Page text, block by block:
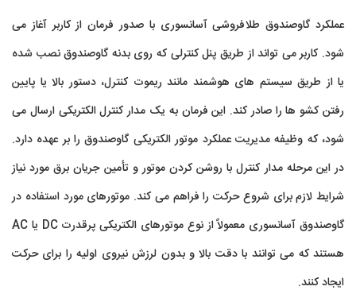
عملکرد گاوصندوق طلافروشی آسانسوری با صدور فرمان از کاربر آغاز می
شود. کاربر می تواند از طریق پنل کنترلی که روی بدنه گاوصندوق نصب شده
یا از طریق سیستم های هوشمند مانند ریموت کنترل، دستور بالا یا پایین
رفتن کشو ها را صادر کند. این فرمان به یک مدار کنترل الکتریکی ارسال می
شود، که وظیفه مدیریت عملکرد موتور الکتریکی گاوصندوق را بر عهده دارد.
در این مرحله مدار کنترل با روشن کردن موتور و تأمین جریان برق مورد نیاز
شرایط لازم برای شروع حرکت را فراهم می کند. موتورهای مورد استفاده در
گاوصندوق آسانسوری معمولاً از نوع موتورهای الکتریکی پرقدرت DC یا AC
هستند که می توانند با دقت بالا و بدون لرزش نیروی اولیه را برای حرکت
ایجاد کنند.